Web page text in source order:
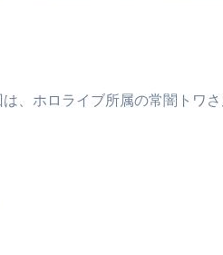
、ホロライブ所属の常闇トワ